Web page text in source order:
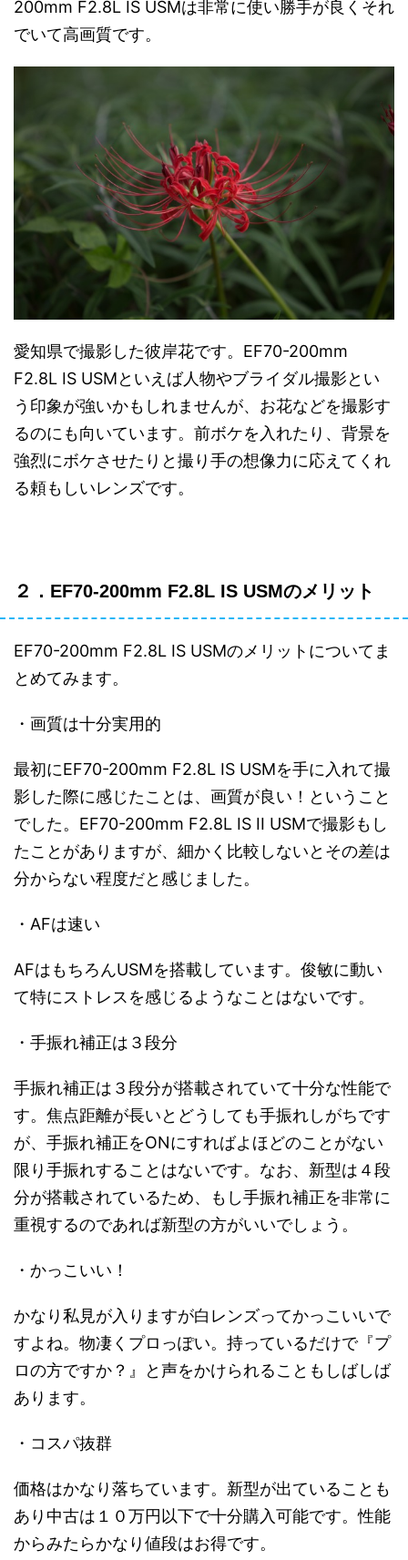
200mm F2.8L IS USMは非常に使い勝手が良くそれ
でいて高画質です。
愛知県で撮影した彼岸花です。EF70-200mm
F2.8L IS USMといえば人物やブライダル撮影とい
う印象が強いかもしれませんが、お花などを撮影す
るのにも向いています。前ボケを入れたり、背景を
強烈にボケさせたりと撮り手の想像力に応えてくれ
る頼もしいレンズです。
２．EF70-200mm F2.8L IS USMのメリット
EF70-200mm F2.8L IS USMのメリットについてま
とめてみます。
・画質は十分実用的
最初にEF70-200mm F2.8L IS USMを手に入れて撮
影した際に感じたことは、画質が良い！ということ
でした。EF70-200mm F2.8L IS II USMで撮影もし
たことがありますが、細かく比較しないとその差は
分からない程度だと感じました。
・AFは速い
AFはもちろんUSMを搭載しています。俊敏に動い
て特にストレスを感じるようなことはないです。
・手振れ補正は３段分
手振れ補正は３段分が搭載されていて十分な性能で
す。焦点距離が長いとどうしても手振れしがちです
が、手振れ補正をONにすればよほどのことがない
限り手振れすることはないです。なお、新型は４段
分が搭載されているため、もし手振れ補正を非常に
重視するのであれば新型の方がいいでしょう。
・かっこいい！
かなり私見が入りますが白レンズってかっこいいで
すよね。物凄くプロっぽい。持っているだけで『プ
ロの方ですか？』と声をかけられることもしばしば
あります。
・コスパ抜群
価格はかなり落ちています。新型が出ていることも
あり中古は１０万円以下で十分購入可能です。性能
からみたらかなり値段はお得です。